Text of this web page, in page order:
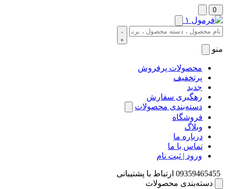
0
منو
محصولات پرفروش
پرتخفیف
جدید
رهگیری سفارش
دسته‌بندی محصولات
فروشگاه
وبلاگ
درباره ما
تماس با ما
ورود | ثبت نام
09359465455 ارتباط با پشتیبانی
دسته‌بندی محصولات